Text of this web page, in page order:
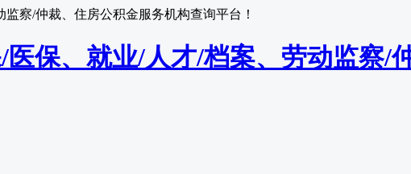
察/仲裁、住房公积金服务机构查询平台！
医保、就业/人才/档案、劳动监察/